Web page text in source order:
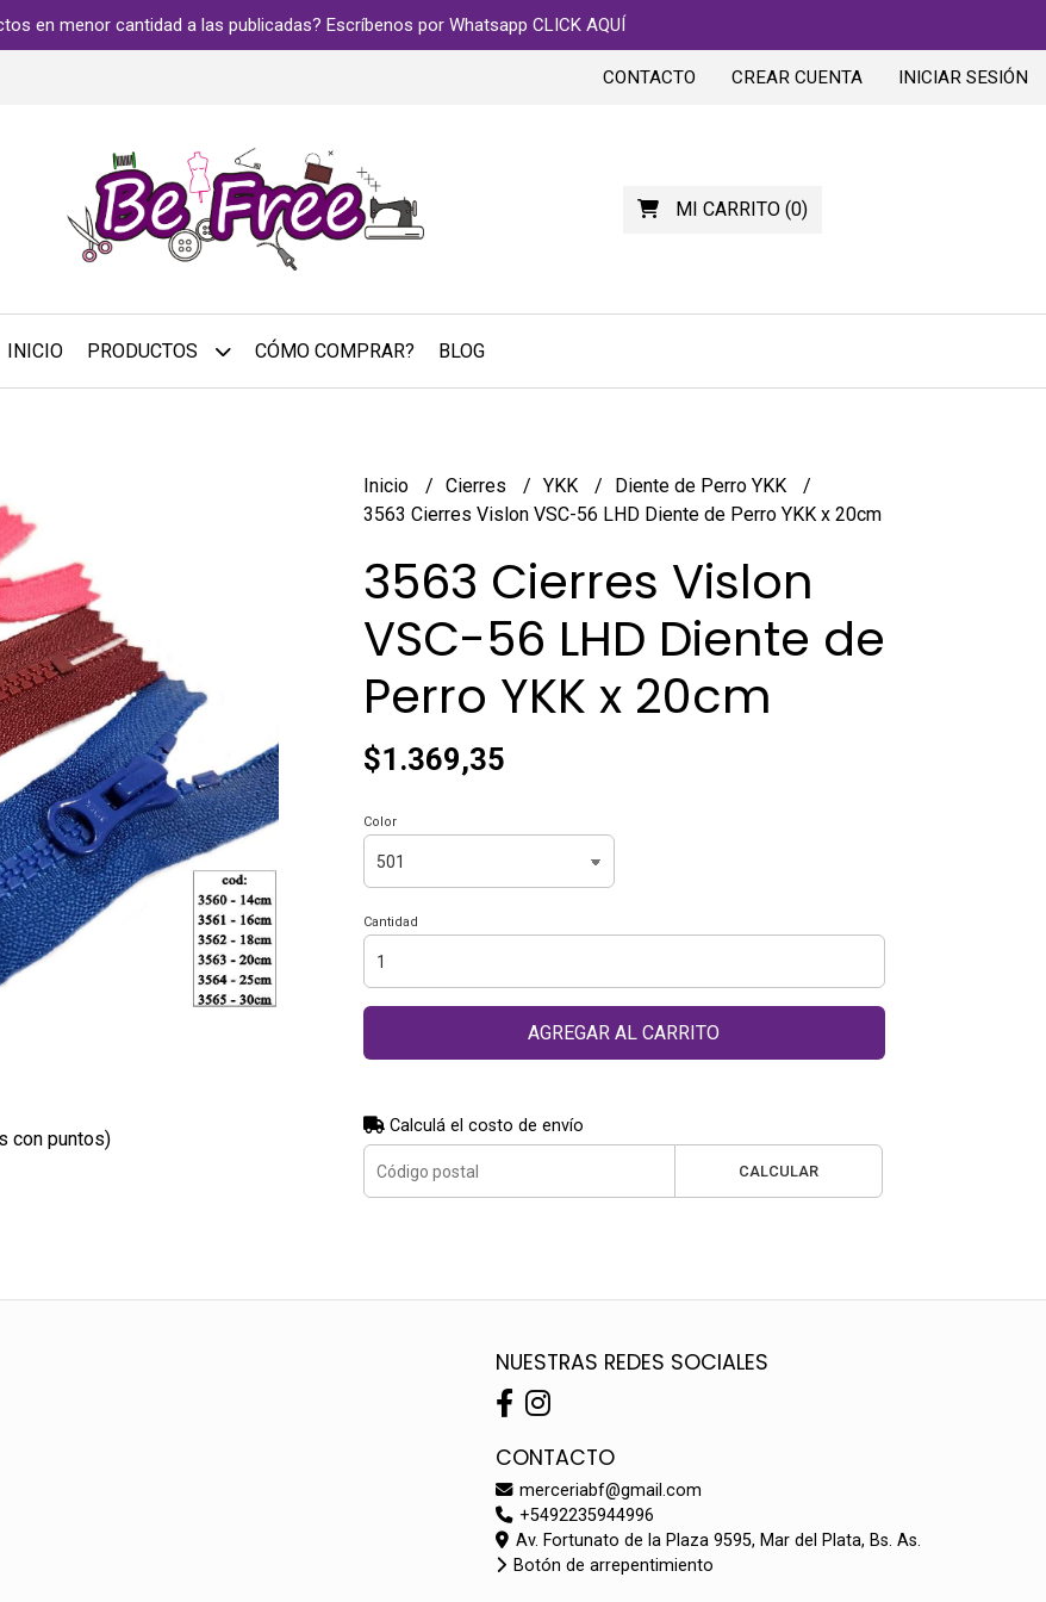
en menor cantidad a las publicadas? Escríbenos por Whatsapp CLICK AQUÍ
CONTACTO CREAR CUENTA INICIAR SESIÓN
MI CARRITO(0)
INICIO PRODUCTOS CÓMO COMPRAR? BLOG
con puntos)
Inicio Cierres YKK
Diente de Perro YKK
3563 Cierres Vislon VSC-56 LHD Diente de Perro YKK x 20cm
3563 Cierres Vislon
VSC-56 LHD Diente de
Perro YKK x 20cm
$1.369,35
Color
Cantidad
AGREGAR AL CARRITO
Calculá el costo de envío
CALCULAR
NUESTRAS REDES SOCIALES
CONTACTO
merceriabf@gmail.com
+5492235944996
Av. Fortunato de la Plaza 9595, Mar del Plata, Bs. As.
Botón de arrepentimiento